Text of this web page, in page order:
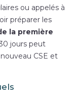
ou appelés à
préparer les
la première
jours peut
CSE et